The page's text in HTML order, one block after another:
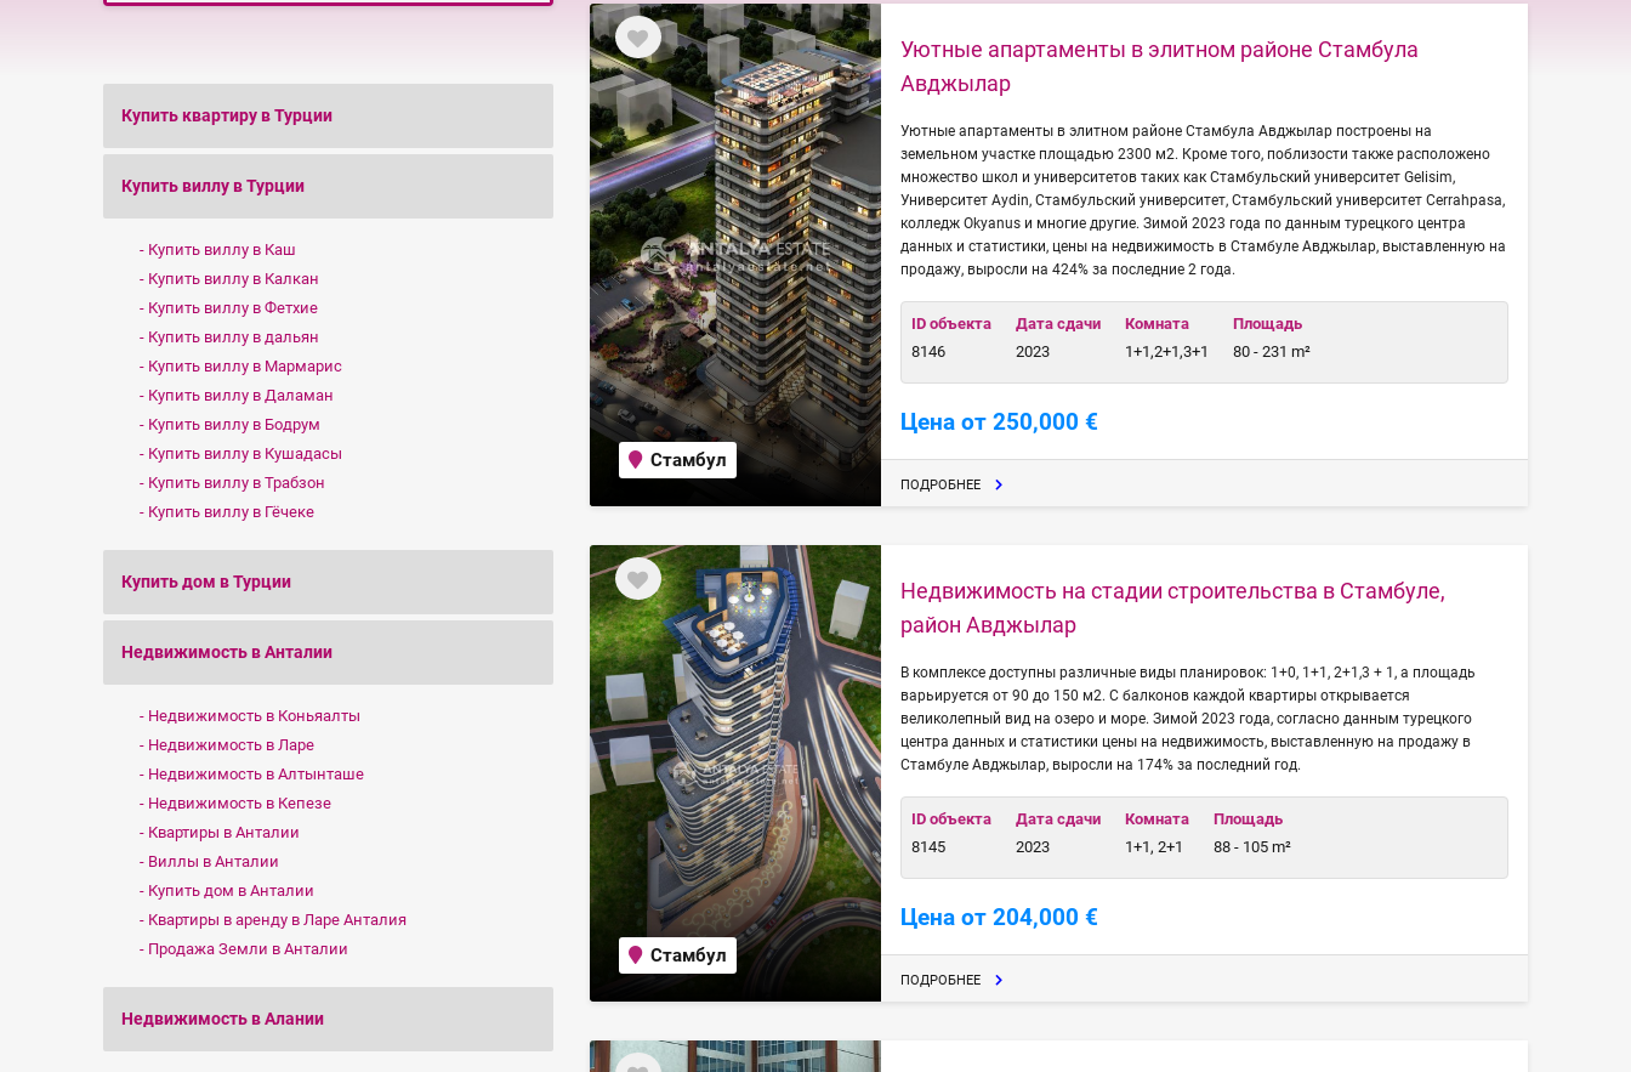
Купить квартиру в Турции
Купить виллу в Турции
Купить виллу в Каш
Купить виллу в Калкан
Купить виллу в Фетхие
Купить виллу в дальян
Купить виллу в Мармарис
Купить виллу в Даламан
Купить виллу в Бодрум
Купить виллу в Кушадасы
Купить виллу в Трабзон
Купить виллу в Гёчеке
Купить дом в Турции
Недвижимость в Анталии
Недвижимость в Коньяалты
Недвижимость в Ларе
Недвижимость в Алтынташе
Недвижимость в Кепезе
Квартиры в Анталии
Виллы в Анталии
Купить дом в Анталии
Квартиры в аренду в Ларе Анталия
Продажа Земли в Анталии
Недвижимость в Алании
Уютные апартаменты в элитном районе Стамбула
Авджылар
Стамбул
Уютные апартаменты в элитном районе Стамбула Авджылар построены на
земельном участке площадью 2300 м2. Кроме того, поблизости также расположено
множество школ и университетов таких как Стамбульский университет Gelisim,
Университет Aydin, Стамбульский университет, Стамбульский университет Cerrahpasa,
колледж Okyanus и многие другие. Зимой 2023 года по данным турецкого центра
данных и статистики, цены на недвижимость в Стамбуле Авджылар, выставленную на
продажу, выросли на 424% за последние 2 года.
ID объекта
8146
Дата сдачи
2023
Комната
1+1,2+1,3+1
Площадь
80 - 231 m²
Цена от 250,000 €
ПОДРОБНЕЕ
Недвижимость на стадии строительства в Стамбуле,
район Авджылар
Стамбул
В комплексе доступны различные виды планировок: 1+0, 1+1, 2+1,3 + 1, а площадь
варьируется от 90 до 150 м2. С балконов каждой квартиры открывается
великолепный вид на озеро и море. Зимой 2023 года, согласно данным турецкого
центра данных и статистики цены на недвижимость, выставленную на продажу в
Стамбуле Авджылар, выросли на 174% за последний год.
ID объекта
8145
Дата сдачи
2023
Комната
1+1, 2+1
Площадь
88 - 105 m²
Цена от 204,000 €
ПОДРОБНЕЕ